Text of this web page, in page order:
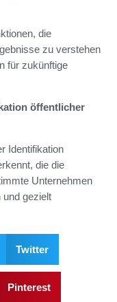
die
zu verstehen
für zukünftige
öffentlicher
Identifikation
die die
Unternehmen
und gezielt
Twitter
Pinterest